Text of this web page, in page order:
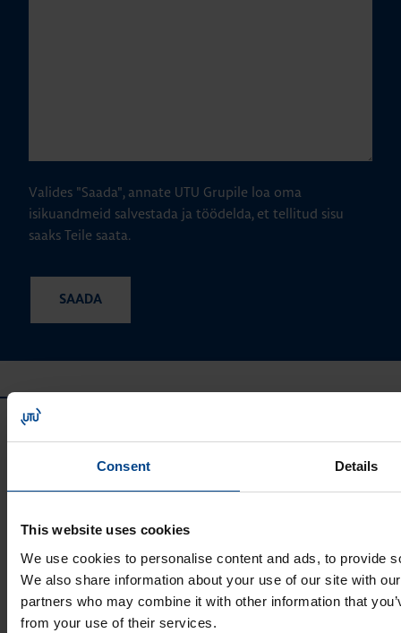
Consent Details
This website uses cookies
We use cookies to personalise content and ads, to provide
We also share information about your use of our site with
partners who may combine it with other information that
from your use of their services.
Valides "Saada", annate UTU Grupile loa oma
isikuandmeid salvestada ja töödelda, et tellitud sisu
saaks Teile saata.
UTU Group
UTU Finland